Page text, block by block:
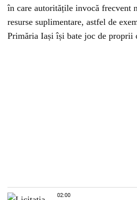
în care autoritățile invocă frecvent
resurse suplimentare, astfel de
Primăria Iași își bate joc de proprii
02:00